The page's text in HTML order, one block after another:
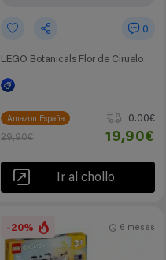
0
LEGO Botanicals Flor de Ciruelo
Amazon España
0.00€
29,90€
19,90€
Ir al chollo
-20% 6 meses